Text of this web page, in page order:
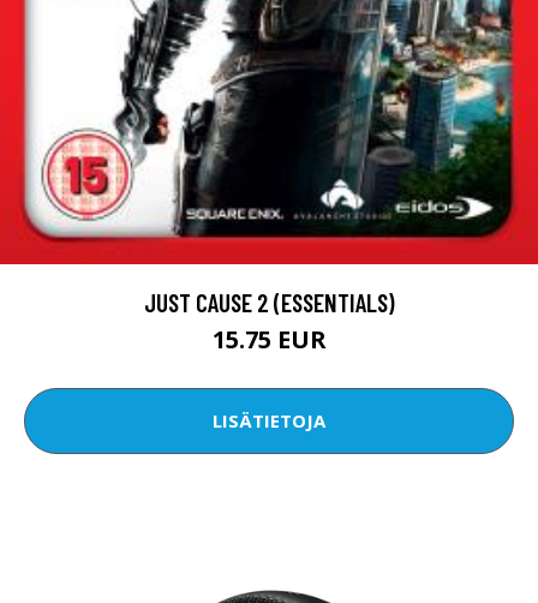
JUST CAUSE 2 (ESSENTIALS)
15.75 EUR
LISÄTIETOJA